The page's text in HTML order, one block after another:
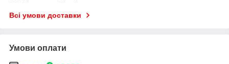
Всі умови доставки
Умови оплати